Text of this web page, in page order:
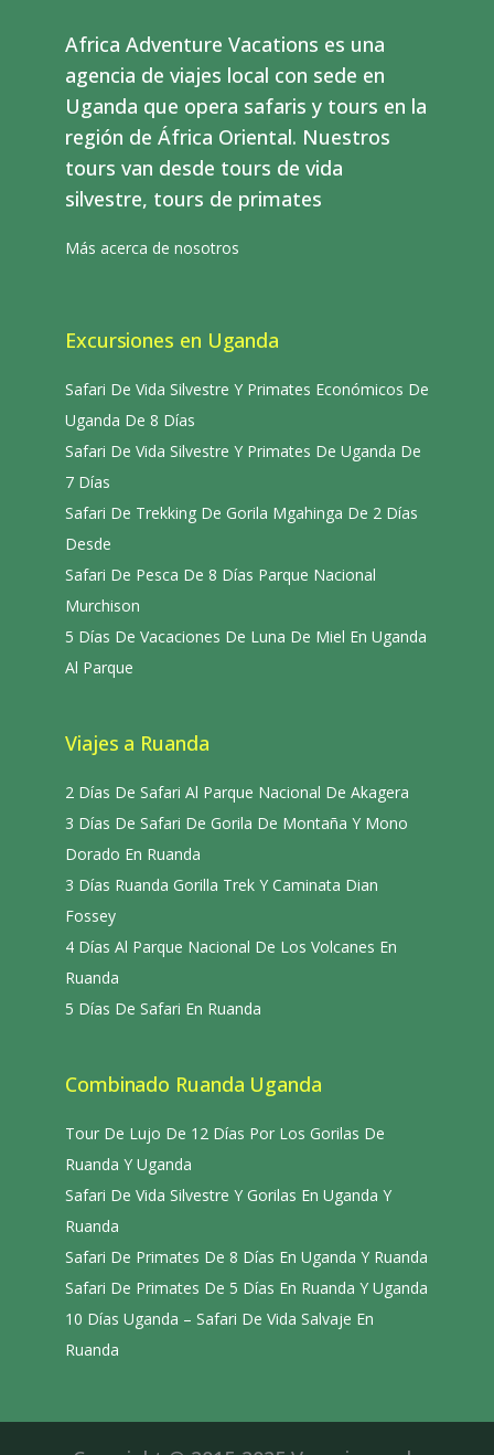
Africa Adventure Vacations es una
agencia de viajes local con sede en
Uganda que opera safaris y tours en la
región de África Oriental. Nuestros
tours van desde tours de vida
silvestre, tours de primates
Más acerca de nosotros
Excursiones en Uganda
Safari De Vida Silvestre Y Primates Económicos De
Uganda De 8 Días
Safari De Vida Silvestre Y Primates De Uganda De
7 Días
Safari De Trekking De Gorila Mgahinga De 2 Días
Desde
Safari De Pesca De 8 Días Parque Nacional
Murchison
5 Días De Vacaciones De Luna De Miel En Uganda
Al Parque
Viajes a Ruanda
2 Días De Safari Al Parque Nacional De Akagera
3 Días De Safari De Gorila De Montaña Y Mono
Dorado En Ruanda
3 Días Ruanda Gorilla Trek Y Caminata Dian
Fossey
4 Días Al Parque Nacional De Los Volcanes En
Ruanda
5 Días De Safari En Ruanda
Combinado Ruanda Uganda
Tour De Lujo De 12 Días Por Los Gorilas De
Ruanda Y Uganda
Safari De Vida Silvestre Y Gorilas En Uganda Y
Ruanda
Safari De Primates De 8 Días En Uganda Y Ruanda
Safari De Primates De 5 Días En Ruanda Y Uganda
10 Días Uganda – Safari De Vida Salvaje En
Ruanda